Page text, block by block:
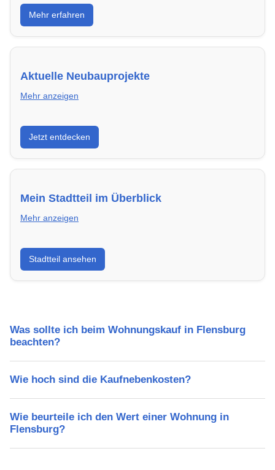
Erfahre, welche Nebenkosten rechtmäßig sind und
wie du deine monatliche Belastung optimieren
kannst.
Mehr erfahren
Aktuelle Neubauprojekte
Mehr anzeigen
Entdecke Neubauprojekte in Flensburg – modern,
energieeffizient und sofort bezugsfertig.
Jetzt entdecken
Mein Stadtteil im Überblick
Mehr anzeigen
Erfahre mehr über deinen Stadtteil in Flensburg:
Lebensqualität, Verkehrsanbindung, Schulen,
Freizeitmöglichkeiten und Mietpreise.
Stadtteil ansehen
Was sollte ich beim Wohnungskauf in Flensburg
beachten?
Wie hoch sind die Kaufnebenkosten?
Wie beurteile ich den Wert einer Wohnung in
Flensburg?